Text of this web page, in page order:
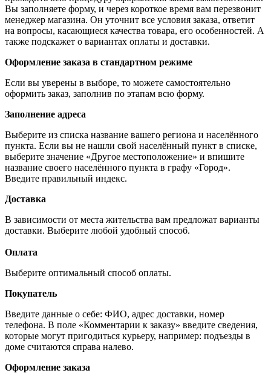
Вы заполняете форму, и через короткое время вам перезвонит
менеджер магазина. Он уточнит все условия заказа, ответит
на вопросы, касающиеся качества товара, его особенностей. А
также подскажет о вариантах оплаты и доставки.
Оформление заказа в стандартном режиме
Если вы уверены в выборе, то можете самостоятельно
оформить заказ, заполнив по этапам всю форму.
Заполнение адреса
Выберите из списка название вашего региона и населённого
пункта. Если вы не нашли свой населённый пункт в списке,
выберите значение «Другое местоположение» и впишите
название своего населённого пункта в графу «Город».
Введите правильный индекс.
Доставка
В зависимости от места жительства вам предложат варианты
доставки. Выберите любой удобный способ.
Оплата
Выберите оптимальный способ оплаты.
Покупатель
Введите данные о себе: ФИО, адрес доставки, номер
телефона. В поле «Комментарии к заказу» введите сведения,
которые могут пригодиться курьеру, например: подъезды в
доме считаются справа налево.
Оформление заказа